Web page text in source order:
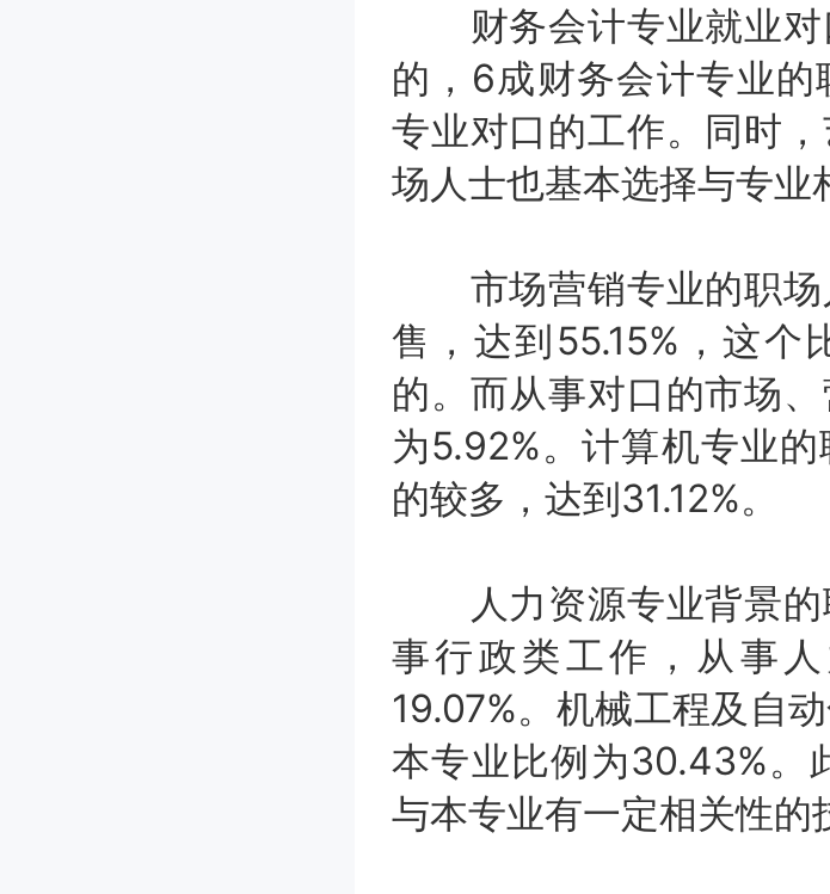
财务会计专业就业对
的，6成财务会计专业
专业对口的工作。同时
场人士也基本选择与专业
市场营销专业的职场
售，达到55.15%，这个
的。而从事对口的市场
为5.92%。计算机专业
的较多，达到31.12%。
人力资源专业背景的
事行政类工作，从事
19.07%。机械工程及自
本专业比例为30.43%。
与本专业有一定相关性的